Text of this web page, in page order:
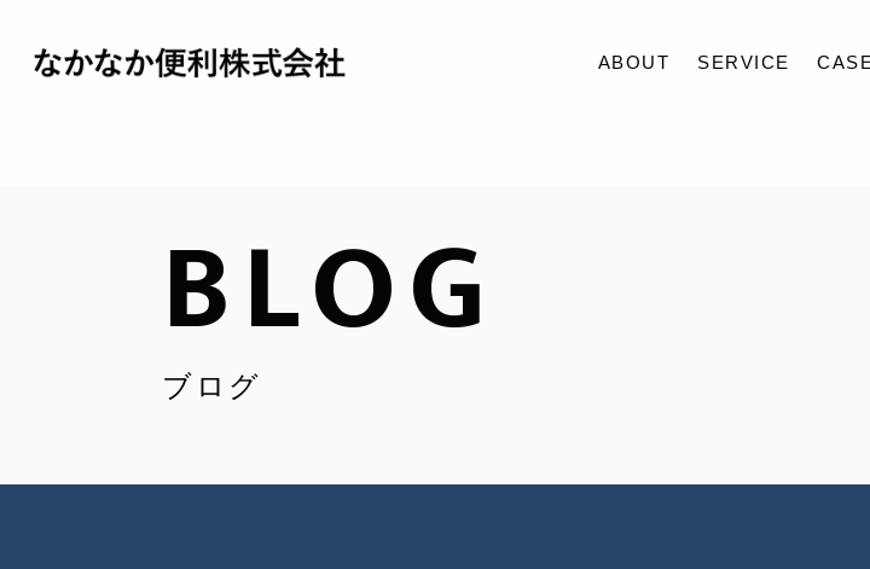
ABOUT SERVICE CASE
BLOG
ブログ